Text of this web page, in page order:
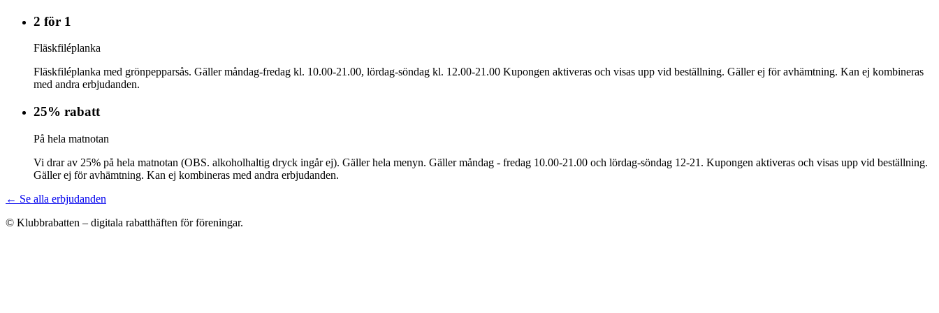
2 för 1
Fläskfiléplanka
Fläskfiléplanka med grönpepparsås. Gäller måndag-fredag kl. 10.00-21.00, lördag-söndag kl. 12.00-21.00 Kupongen aktiveras och visas upp vid beställning. Gäller ej för avhämtning. Kan ej kombineras
med andra erbjudanden.
25% rabatt
På hela matnotan
Vi drar av 25% på hela matnotan (OBS. alkoholhaltig dryck ingår ej). Gäller hela menyn. Gäller måndag - fredag 10.00-21.00 och lördag-söndag 12-21. Kupongen aktiveras och visas upp vid beställning.
Gäller ej för avhämtning. Kan ej kombineras med andra erbjudanden.
← Se alla erbjudanden
© Klubbrabatten – digitala rabatthäften för föreningar.